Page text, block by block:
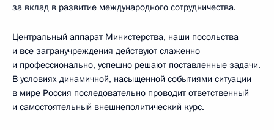
за вклад в развитие международного сотрудничества.
Центральный аппарат Министерства, наши посольства
и все загранучреждения действуют слаженно
и профессионально, успешно решают поставленные задачи.
В условиях динамичной, насыщенной событиями ситуации
в мире Россия последовательно проводит ответственный
и самостоятельный внешнеполитический курс.